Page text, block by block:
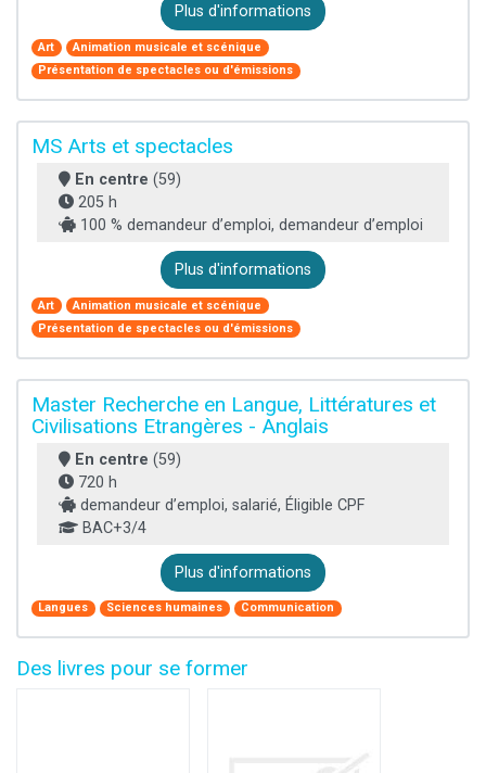
Plus d'informations
Art
Animation musicale et scénique
Présentation de spectacles ou d'émissions
MS Arts et spectacles
En centre (59)
205 h
100 % demandeur d’emploi, demandeur d’emploi
Plus d'informations
Art
Animation musicale et scénique
Présentation de spectacles ou d'émissions
Master Recherche en Langue, Littératures et
Civilisations Etrangères - Anglais
En centre (59)
720 h
demandeur d’emploi, salarié, Éligible CPF
BAC+3/4
Plus d'informations
Langues Sciences humaines Communication
Des livres pour se former